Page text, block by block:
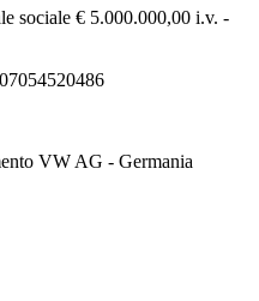
sociale € 5.000.000,00 i.v. -
VW AG - Germania